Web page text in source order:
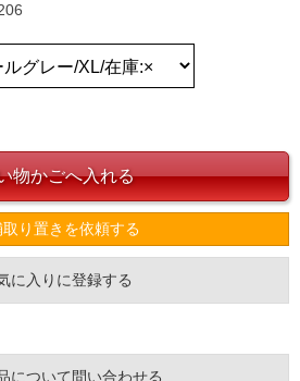
取り置きを依頼する
に入りに登録する
について問い合わせる